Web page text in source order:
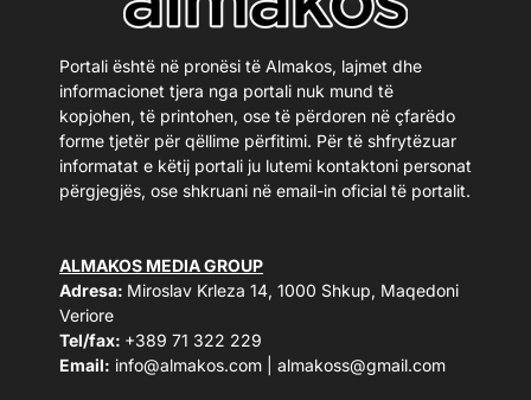
Portali është në pronësi të Almakos, lajmet dhe
informacionet tjera nga portali nuk mund të
kopjohen, të printohen, ose të përdoren në çfarëdo
forme tjetër për qëllime përfitimi. Për të shfrytëzuar
informatat e këtij portali ju lutemi kontaktoni personat
përgjegjës, ose shkruani në email-in oficial të portalit.
ALMAKOS MEDIA GROUP
Adresa: Miroslav Krleza 14, 1000 Shkup, Maqedoni
Veriore
Tel/fax: +389 71 322 229
Email: info@almakos.com almakoss@gmail.com